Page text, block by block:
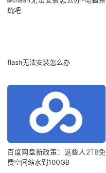
flash无法安装怎么办
百度网盘新政策：这些人2TB免
费空间缩水到100GB